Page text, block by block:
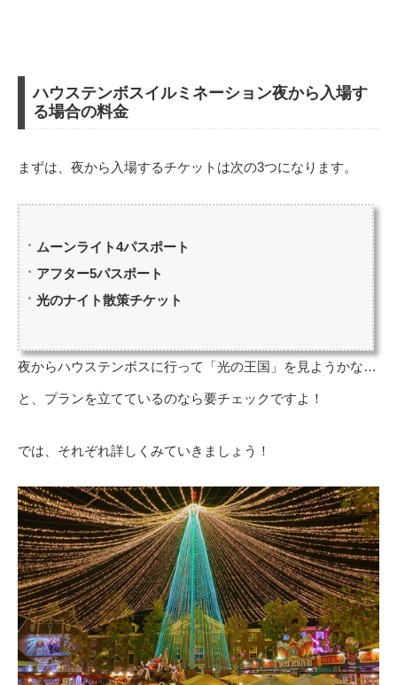
ハウステンボスイルミネーション夜から入場す
る場合の料金
まずは、夜から入場するチケットは次の3つになります。
ムーンライト4パスポート
アフター5パスポート
光のナイト散策チケット
夜からハウステンボスに行って「光の王国」を見ようかな…
と、プランを立てているのなら要チェックですよ！
では、それぞれ詳しくみていきましょう！